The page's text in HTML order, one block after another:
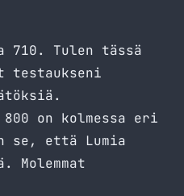
710. Tulen tässä
testaukseni
on kolmessa eri
se, että Lumia
Molemmat